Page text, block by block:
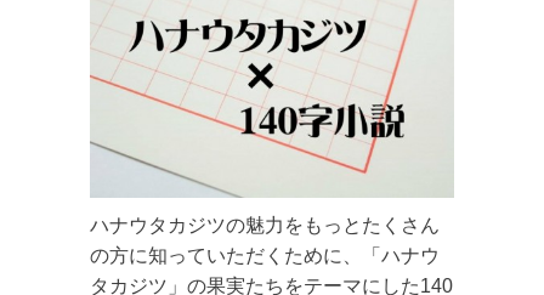
ハナウタカジツの魅力をもっとたくさん
の方に知っていただくために、「ハナウ
タカジツ」の果実たちをテーマにした140